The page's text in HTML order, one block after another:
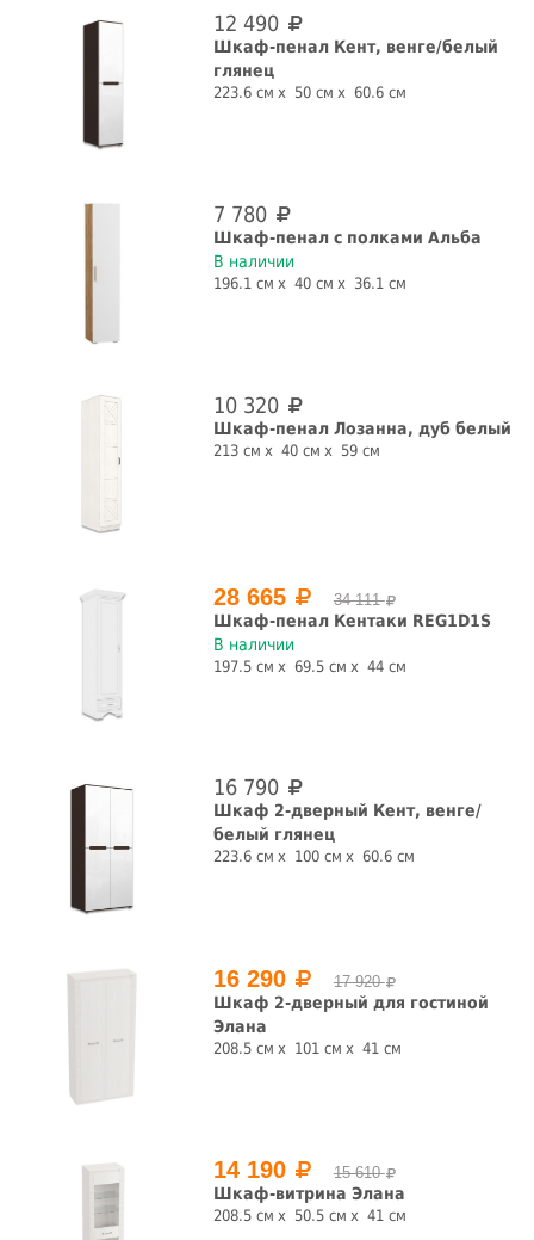
Белоруссия
СБРОСИТЬ ФИЛЬТРЫ
12 490
Шкаф-пенал Кент, венге/белый
глянец
223.6 см 50 см 60.6 см
7 780
Шкаф-пенал с полками Альба
В наличии
196.1 см 40 см 36.1 см
10 320
Шкаф-пенал Лозанна, дуб белый
213 см 40 см 59 см
28 665 34 111
Шкаф-пенал Кентаки REG1D1S
В наличии
197.5 см 69.5 см 44 см
16 790
Шкаф 2-дверный Кент, венге/
белый глянец
223.6 см 100 см 60.6 см
16 290 17 920
Шкаф 2-дверный для гостиной
Элана
208.5 см 101 см 41 см
14 190 15 610
Шкаф-витрина Элана
208.5 см 50.5 см 41 см